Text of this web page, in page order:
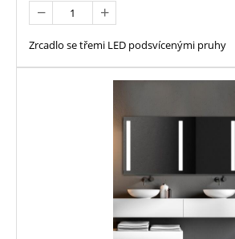
Zrcadlo se třemi LED podsvícenými pruhy